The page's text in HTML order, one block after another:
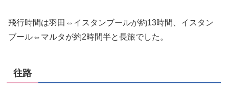
飛行時間は羽田⇔イスタンブールが約13時間、イスタン
ブール⇔マルタが約2時間半と長旅でした。
往路